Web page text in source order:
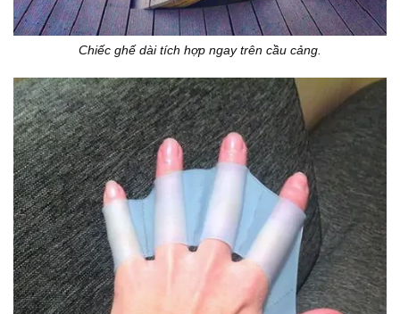
Chiếc ghế dài tích hợp ngay trên cầu cảng.